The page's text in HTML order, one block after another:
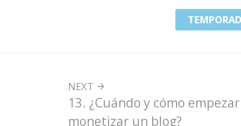
NEXT
13. ¿Cuándo y cómo
monetizar un blog?